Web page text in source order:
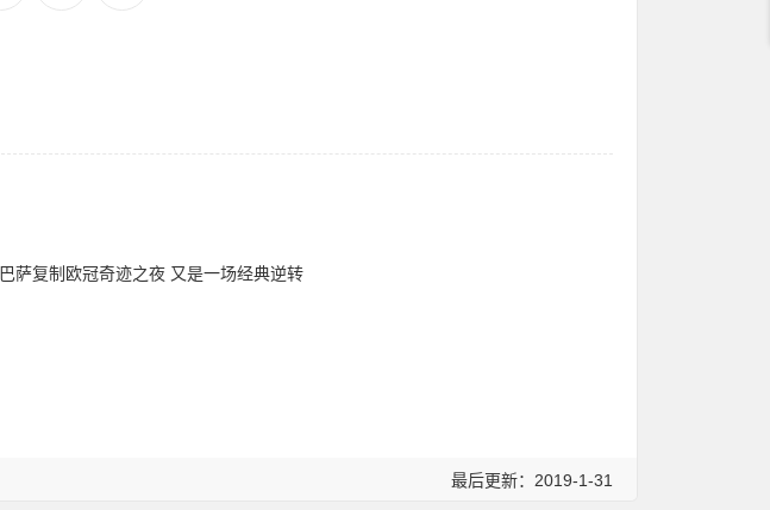
巴萨复制欧冠奇迹之夜 又是一场经典逆转
最后更新：2019-1-31